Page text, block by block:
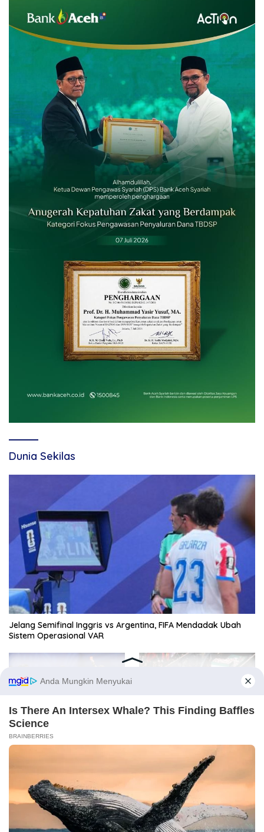
Dunia Sekilas
Jelang Semifinal Inggris vs Argentina, FIFA Mendadak Ubah
Sistem Operasional VAR
Mesir “Disingkirkan” Wasit
dari Piala Dunia Usai Tiga
Keputusan Kontroversial
Selengkapnya